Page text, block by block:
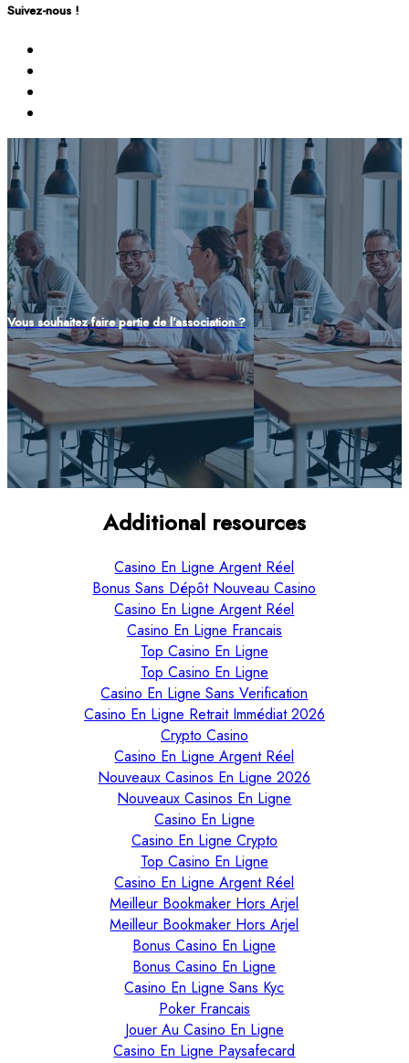
Suivez-nous !
Vous souhaitez faire partie de l’association ?
Additional resources
Casino En Ligne Argent Réel
Bonus Sans Dépôt Nouveau Casino
Casino En Ligne Argent Réel
Casino En Ligne Francais
Top Casino En Ligne
Top Casino En Ligne
Casino En Ligne Sans Verification
Casino En Ligne Retrait Immédiat 2026
Crypto Casino
Casino En Ligne Argent Réel
Nouveaux Casinos En Ligne 2026
Nouveaux Casinos En Ligne
Casino En Ligne
Casino En Ligne Crypto
Top Casino En Ligne
Casino En Ligne Argent Réel
Meilleur Bookmaker Hors Arjel
Meilleur Bookmaker Hors Arjel
Bonus Casino En Ligne
Bonus Casino En Ligne
Casino En Ligne Sans Kyc
Poker Francais
Jouer Au Casino En Ligne
Casino En Ligne Paysafecard